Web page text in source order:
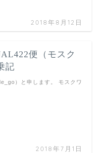
2018年8月12日
便（モスク
記
2018年7月1日
）と申します。 モスクワ